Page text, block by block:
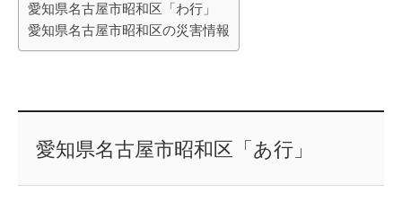
愛知県名古屋市昭和区「わ行」
愛知県名古屋市昭和区の災害情報
愛知県名古屋市昭和区「あ行」